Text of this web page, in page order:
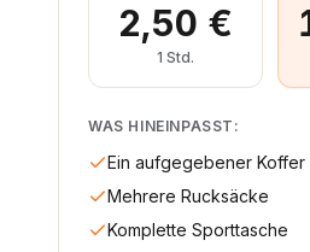
2,50 €
1 Std.
WAS HINEINPASST:
Ein aufgegebener Koffer
Mehrere Rucksäcke
Komplette Sporttasche